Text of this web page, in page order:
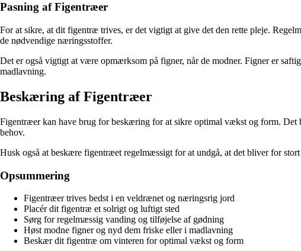
Pasning af Figentræer
For at sikre, at dit figentræ trives, er det vigtigt at give det den rette pleje.
de nødvendige næringsstoffer.
Det er også vigtigt at være opmærksom på figner, når de modner. Figner er
madlavning.
Beskæring af Figentræer
Figentræer kan have brug for beskæring for at sikre optimal vækst og form.
behov.
Husk også at beskære figentræet regelmæssigt for at undgå, at det bliver for
Opsummering
Figentræer trives bedst i en veldrænet og næringsrig jord
Placér dit figentræ et solrigt og luftigt sted
Sørg for regelmæssig vanding og tilføjelse af gødning
Høst modne figner og nyd dem friske eller i madlavning
Beskær dit figentræ om vinteren for optimal vækst og form